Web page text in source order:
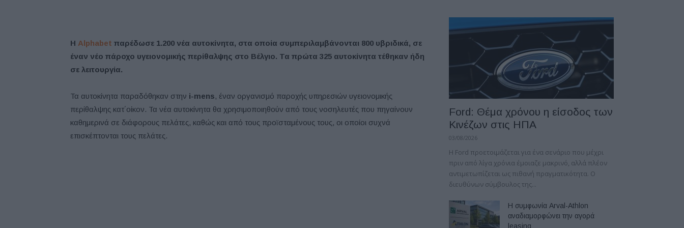
Η Alphabet παρέδωσε 1.200 νέα αυτοκίνητα, στα οποία συμπεριλαμβάνονται 800 υβριδικά, σε
έναν νέο πάροχο υγειονομικής περίθαλψης στο Βέλγιο. Τα πρώτα 325 αυτοκίνητα τέθηκαν ήδη
σε λειτουργία.
Τα αυτοκίνητα παραδόθηκαν στην i-mens, έναν οργανισμό παροχής υπηρεσιών υγειονομικής
περίθαλψης κατ΄οίκον. Τα νέα αυτοκίνητα θα χρησιμοποιηθούν από τους νοσηλευτές που πηγαίνουν
καθημερινά σε διάφορους πελάτες, καθώς και από τους προϊσταμένους τους, οι οποίοι συχνά
επισκέπτονται τους πελάτες.
Ford: Θέμα χρόνου η είσοδος των
Κινέζων στις ΗΠΑ
03/08/2026
Η Ford προετοιμάζεται για ένα σενάριο που μέχρι
πριν από λίγα χρόνια έμοιαζε μακρινό, αλλά πλέον
αντιμετωπίζεται ως πιθανή πραγματικότητα. Ο
διευθύνων σύμβουλος της...
Η συμφωνία Arval-Athlon
αναδιαμορφώνει την αγορά
leasing